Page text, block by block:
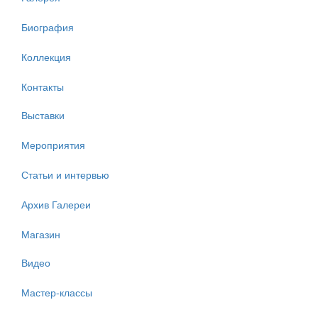
Биография
Коллекция
Контакты
Выставки
Мероприятия
Статьи и интервью
Архив Галереи
Магазин
Видео
Мастер-классы